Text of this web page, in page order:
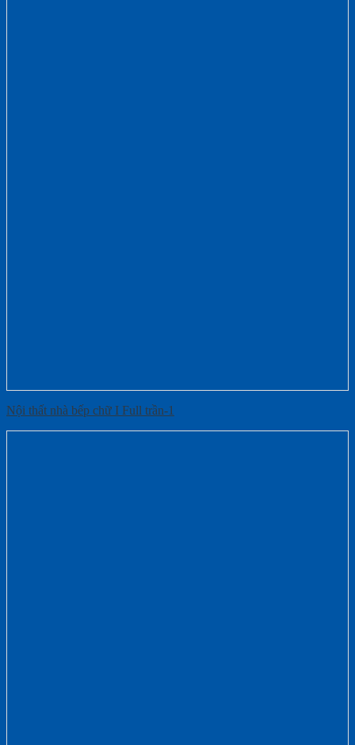
Nội thất nhà bếp chữ I Full trần-1